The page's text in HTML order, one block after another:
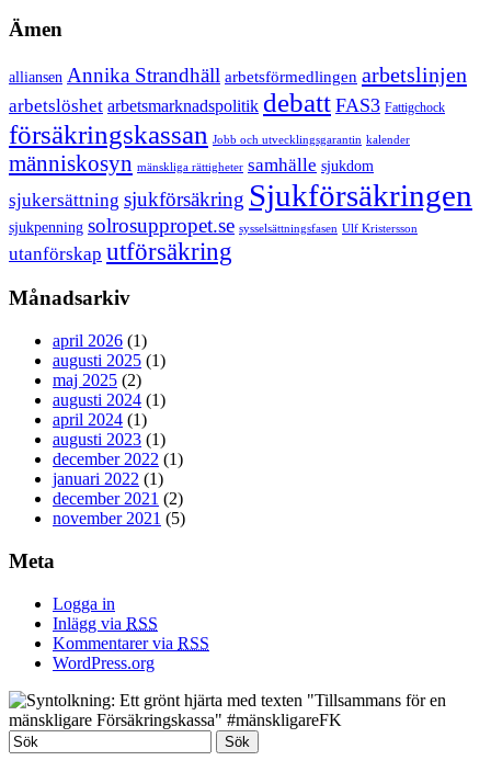
Ämen
alliansen Annika Strandhäll arbetsförmedlingen arbetslinjen
arbetslöshet arbetsmarknadspolitik debatt FAS3 Fattigchock
försäkringskassan Jobb och utvecklingsgarantin kalender
människosyn mänskliga rättigheter samhälle sjukdom
sjukersättning sjukförsäkring Sjukförsäkringen
sjukpenning solrosuppropet.se sysselsättningsfasen Ulf Kristersson
utanförskap utförsäkring
Månadsarkiv
april 2026 (1)
augusti 2025 (1)
maj 2025 (2)
augusti 2024 (1)
april 2024 (1)
augusti 2023 (1)
december 2022 (1)
januari 2022 (1)
december 2021 (2)
november 2021 (5)
Meta
Logga in
Inlägg via RSS
Kommentarer via RSS
WordPress.org